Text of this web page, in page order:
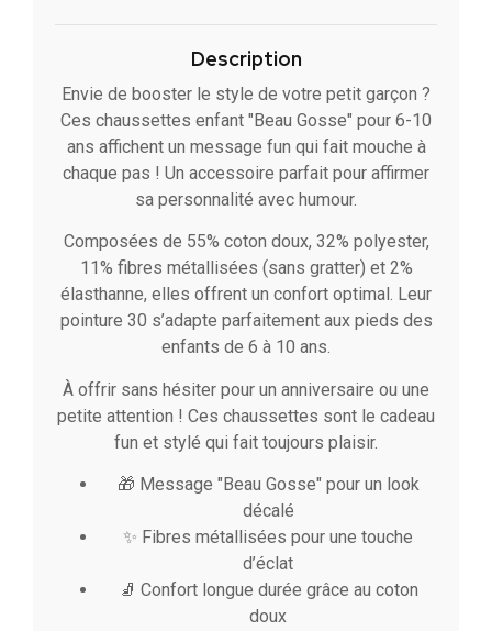
Description
Envie de booster le style de votre petit garçon ?
Ces chaussettes enfant "Beau Gosse" pour 6-10
ans affichent un message fun qui fait mouche à
chaque pas ! Un accessoire parfait pour affirmer
sa personnalité avec humour.
Composées de 55% coton doux, 32% polyester,
11% fibres métallisées (sans gratter) et 2%
élasthanne, elles offrent un confort optimal. Leur
pointure 30 s’adapte parfaitement aux pieds des
enfants de 6 à 10 ans.
À offrir sans hésiter pour un anniversaire ou une
petite attention ! Ces chaussettes sont le cadeau
fun et stylé qui fait toujours plaisir.
🎁 Message "Beau Gosse" pour un look
décalé
✨ Fibres métallisées pour une touche
d’éclat
🧦 Confort longue durée grâce au coton
doux